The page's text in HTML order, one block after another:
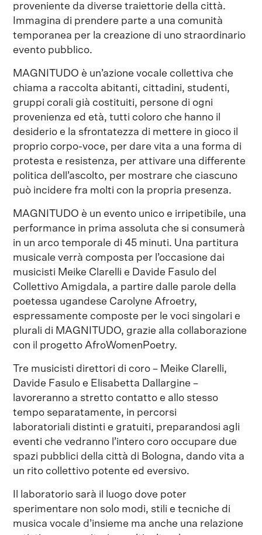
proveniente da diverse traiettorie della città.
Immagina di prendere parte a una comunità
temporanea per la creazione di uno straordinario
evento pubblico.
MAGNITUDO è un’azione vocale collettiva che
chiama a raccolta abitanti, cittadini, studenti,
gruppi corali già costituiti, persone di ogni
provenienza ed età, tutti coloro che hanno il
desiderio e la sfrontatezza di mettere in gioco il
proprio corpo-voce, per dare vita a una forma di
protesta e resistenza, per attivare una differente
politica dell’ascolto, per mostrare che ciascuno
può incidere fra molti con la propria presenza.
MAGNITUDO è un evento unico e irripetibile, una
performance in prima assoluta che si consumerà
in un arco temporale di 45 minuti. Una partitura
musicale verrà composta per l’occasione dai
musicisti Meike Clarelli e Davide Fasulo del
Collettivo Amigdala, a partire dalle parole della
poetessa ugandese Carolyne Afroetry,
espressamente composte per le voci singolari e
plurali di MAGNITUDO, grazie alla collaborazione
con il progetto AfroWomenPoetry.
Tre musicisti direttori di coro – Meike Clarelli,
Davide Fasulo e Elisabetta Dallargine –
lavoreranno a stretto contatto e allo stesso
tempo separatamente, in percorsi
laboratoriali distinti e gratuiti, preparandosi agli
eventi che vedranno l’intero coro occupare due
spazi pubblici della città di Bologna, dando vita a
un rito collettivo potente ed eversivo.
Il laboratorio sarà il luogo dove poter
sperimentare non solo modi, stili e tecniche di
musica vocale d’insieme ma anche una relazione